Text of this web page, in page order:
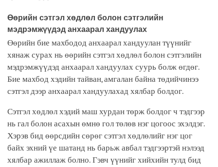
Өөрийн сэтгэл хөдлөл болон сэтгэлийн
мэдрэмжүүдэд анхаарал хандуулах
Өөрийн бие махбодод анхаарал хандуулан түүнийг
хянаж сурах нь өөрийн сэтгэл хөдлөл болон сэтгэлийн
мэдрэмжүүдэд анхаарал хандуулах суурь болж өгдөг.
Бие махбод хэдийн тайван, амгалан байна төдийчинээ
сэтгэл дээр анхаарал хандуулахад хялбар болдог.
Сэтгэл хөдлөл хэдий маш хурдан төрж болдог ч тэдгээр
нь гал болон асахын өмнө гол төлөв нэг цогоос эхэлдэг.
Хэрэв бид өөрсдийн сөрөг сэтгэл хөдлөлийг нэг цог
байх эхний үе шатанд нь барьж авбал тэдгээртэй нэлээд
хялбар ажиллаж болно. Гэвч үүнийг хийхийн тулд бид